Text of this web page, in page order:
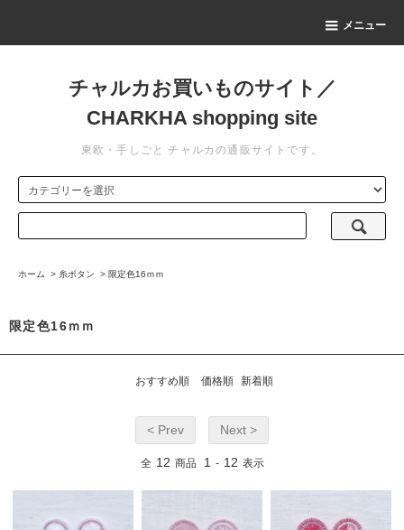
メニュー
チャルカお買いものサイト／
CHARKHA shopping site
東欧・手しごと チャルカの通販サイトです。
ホーム > 糸ボタン > 限定色16ｍｍ
限定色16ｍｍ
おすすめ順 価格順 新着順
< Prev Next >
全 12 商品 1 - 12 表示